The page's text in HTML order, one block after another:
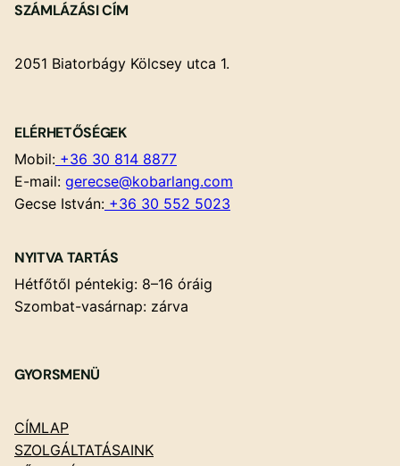
SZÁMLÁZÁSI CÍM
2051 Biatorbágy Kölcsey utca 1.
ELÉRHETŐSÉGEK
Mobil: +36 30 814 8877
E-mail: gerecse@kobarlang.com
Gecse István: +36 30 552 5023
NYITVA TARTÁS
Hétfőtől péntekig: 8–16 óráig
Szombat-vasárnap: zárva
GYORSMENÜ
CÍMLAP
SZOLGÁLTATÁSAINK